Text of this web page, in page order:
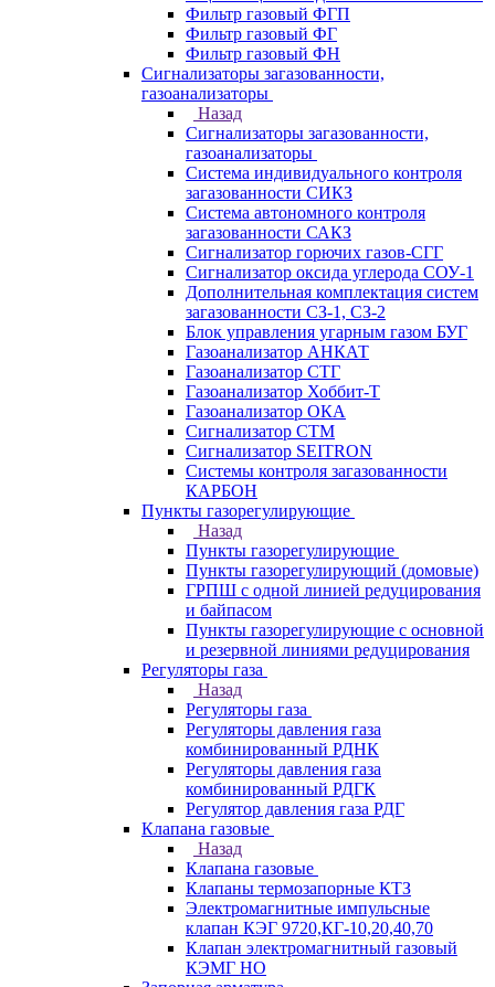
Фильтр газовый ФГП
Фильтр газовый ФГ
Фильтр газовый ФН
Сигнализаторы загазованности,
газоанализаторы
Назад
Сигнализаторы загазованности,
газоанализаторы
Система индивидуального контроля
загазованности СИКЗ
Система автономного контроля
загазованности САКЗ
Сигнализатор горючих газов-СГГ
Сигнализатор оксида углерода СОУ-1
Дополнительная комплектация систем
загазованности СЗ-1, СЗ-2
Блок управления угарным газом БУГ
Газоанализатор АНКАТ
Газоанализатор СТГ
Газоанализатор Хоббит-Т
Газоанализатор ОКА
Сигнализатор СТМ
Сигнализатор SEITRON
Системы контроля загазованности
КАРБОН
Пункты газорегулирующие
Назад
Пункты газорегулирующие
Пункты газорегулирующий (домовые)
ГРПШ с одной линией редуцирования
и байпасом
Пункты газорегулирующие с основной
и резервной линиями редуцирования
Регуляторы газа
Назад
Регуляторы газа
Регуляторы давления газа
комбинированный РДНК
Регуляторы давления газа
комбинированный РДГК
Регулятор давления газа РДГ
Клапана газовые
Назад
Клапана газовые
Клапаны термозапорные КТЗ
Электромагнитные импульсные
клапан КЭГ 9720,КГ-10,20,40,70
Клапан электромагнитный газовый
КЭМГ НО